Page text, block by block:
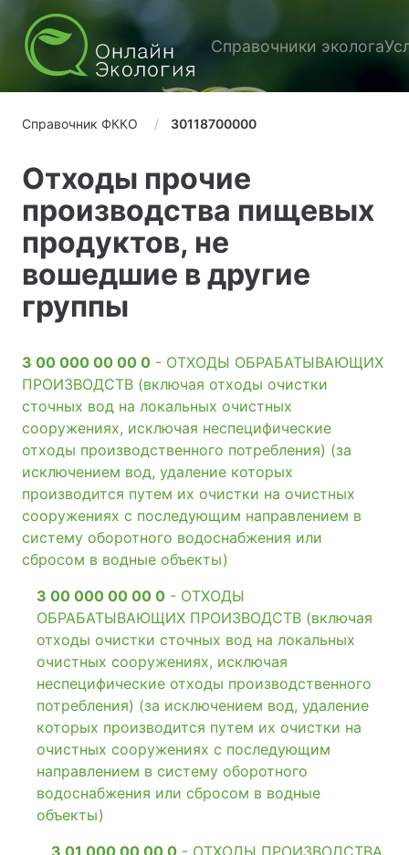
Справочники эколога
Справочник ФККО 30118700000
Отходы прочие
производства пищевых
продуктов, не
вошедшие в другие
группы
3 00 000 00 00 0 - ОТХОДЫ ОБРАБАТЫВАЮЩИХ
ПРОИЗВОДСТВ (включая отходы очистки
сточных вод на локальных очистных
сооружениях, исключая неспецифические
отходы производственного потребления) (за
исключением вод, удаление которых
производится путем их очистки на очистных
сооружениях с последующим направлением в
систему оборотного водоснабжения или
сбросом в водные объекты)
3 00 000 00 00 0 - ОТХОДЫ
ОБРАБАТЫВАЮЩИХ ПРОИЗВОДСТВ (включая
отходы очистки сточных вод на локальных
очистных сооружениях, исключая
неспецифические отходы производственного
потребления) (за исключением вод, удаление
которых производится путем их очистки на
очистных сооружениях с последующим
направлением в систему оборотного
водоснабжения или сбросом в водные
объекты)